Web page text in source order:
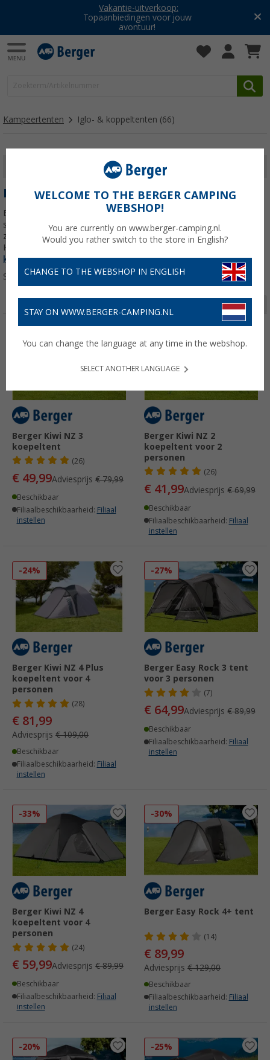
Vakantie-uitverkoop:
Topaanbiedingen voor jouw
avontuur!
Kampeertenten Iglo- & koppeltenten (66)
FILTER WEERGEVEN
IGLO- & KOPPELTENTEN
Een koepeltent, ook wel iglotent of dome tent genoemd, is licht,
stabiel en snel op te zetten dankzij de gekruiste boogstokken die
zorgen voor een zelfdragende constructie. Merken zoals Outwell ,
High Peak , Vango en Berger
Iglo- &
koppeltenten>>>
Sorteren:
Pagina 1 van 3
Berger Kiwi NZ 3
koepeltent
(26)
€ 49,99Adviesprijs € 79,99
Beschikbaar
Filiaalbeschikbaarheid: Filiaal
instellen
Berger Kiwi NZ 2
koepeltent voor 2
personen
(26)
€ 41,99Adviesprijs € 69,99
Beschikbaar
Filiaalbeschikbaarheid: Filiaal
instellen
-24%
Berger Kiwi NZ 4 Plus
koepeltent voor 4
personen
(28)
€ 81,99
Adviesprijs € 109,00
Beschikbaar
Filiaalbeschikbaarheid: Filiaal
instellen
-27%
Berger Easy Rock 3 tent
voor 3 personen
(7)
€ 64,99Adviesprijs € 89,99
Beschikbaar
Filiaalbeschikbaarheid: Filiaal
instellen
-33%
Berger Kiwi NZ 4
koepeltent voor 4
personen
(24)
€ 59,99Adviesprijs € 89,99
Beschikbaar
Filiaalbeschikbaarheid: Filiaal
instellen
-30%
Berger Easy Rock 4+ tent
(14)
€ 89,99
Adviesprijs € 129,00
Beschikbaar
Filiaalbeschikbaarheid: Filiaal
instellen
-20% -25%
WELCOME TO THE BERGER CAMPING
WEBSHOP!
You are currently on www.berger-camping.nl.
Would you rather switch to the store in English?
CHANGE TO THE WEBSHOP IN ENGLISH
STAY ON WWW.BERGER-CAMPING.NL
You can change the language at any time in the webshop.
SELECT ANOTHER LANGUAGE